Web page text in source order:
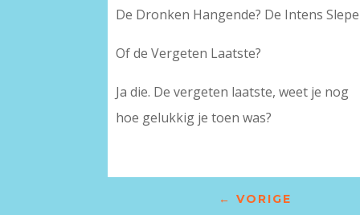
De Dronken Hangende? De Intens
Of de Vergeten Laatste?
Ja die. De vergeten laatste, weet je nog
hoe gelukkig je toen was?
← VORIGE